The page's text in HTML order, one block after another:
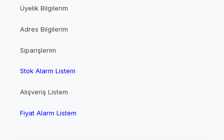
Üyelik Bilgilerim
Adres Bilgilerim
Siparişlerim
Stok Alarm Listem
Alışveriş Listem
Fiyat Alarm Listem